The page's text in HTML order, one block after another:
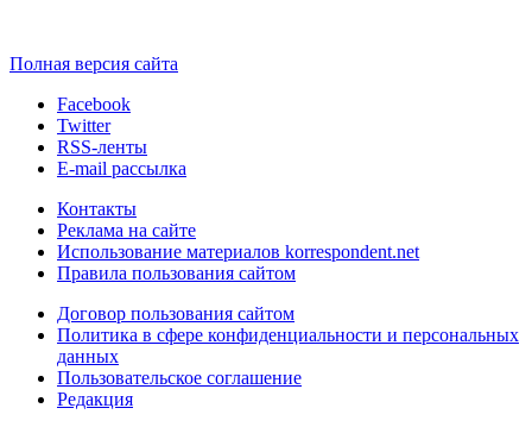
Полная версия сайта
Facebook
Twitter
RSS-ленты
E-mail рассылка
Контакты
Реклама на сайте
Использование материалов korrespondent.net
Правила пользования сайтом
Договор пользования сайтом
Политика в сфере конфиденциальности и персональных
данных
Пользовательское соглашение
Редакция